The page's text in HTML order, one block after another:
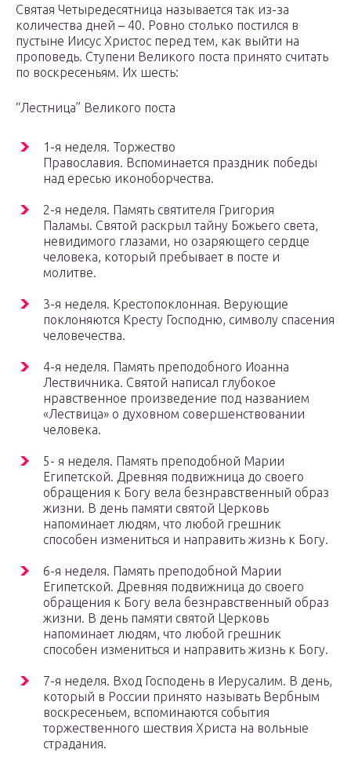
Святая Четыредесятница называется так из-за
количества дней – 40. Ровно столько постился в
пустыне Иисус Христос перед тем, как выйти на
проповедь. Ступени Великого поста принято считать
по воскресеньям. Их шесть:
“Лестница” Великого поста
1-я неделя. Торжество
Православия. Вспоминается праздник победы
над ересью иконоборчества.
2-я неделя. Память святителя Григория
Паламы. Святой раскрыл тайну Божьего света,
невидимого глазами, но озаряющего сердце
человека, который пребывает в посте и
молитве.
3-я неделя. Крестопоклонная. Верующие
поклоняются Кресту Господню, символу спасения
человечества.
4-я неделя. Память преподобного Иоанна
Лествичника. Святой написал глубокое
нравственное произведение под названием
«Лествица» о духовном совершенствовании
человека.
5- я неделя. Память преподобной Марии
Египетской. Древняя подвижница до своего
обращения к Богу вела безнравственный образ
жизни. В день памяти святой Церковь
напоминает людям, что любой грешник
способен измениться и направить жизнь к Богу.
6-я неделя. Память преподобной Марии
Египетской. Древняя подвижница до своего
обращения к Богу вела безнравственный образ
жизни. В день памяти святой Церковь
напоминает людям, что любой грешник
способен измениться и направить жизнь к Богу.
7-я неделя. Вход Господень в Иерусалим. В день,
который в России принято называть Вербным
воскресеньем, вспоминаются события
торжественного шествия Христа на вольные
страдания.